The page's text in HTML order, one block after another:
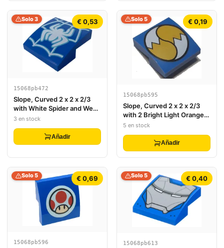
€ 0,53
Solo 3
15068pb472
Slope, Curved 2 x 2 x 2/3
with White Spider and Web
Pattern
3 en stock
Añadir
€ 0,19
Solo 5
15068pb595
Slope, Curved 2 x 2 x 2/3
with 2 Bright Light Orange
and White Fox Tails with
5 en stock
Añadir
€ 0,69
Solo 5
15068pb596
€ 0,40
Solo 5
15068pb613